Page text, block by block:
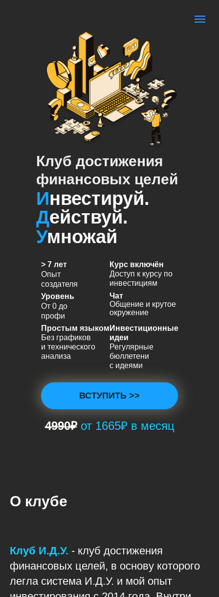
Клуб достижения
финансовых целей
Инвестируй.
Умножай
Действуй.
ВСТУПИТЬ >>
> 7 лет
Опыт
создателя
Уровень
От 0 до
профи
Чат
Общение и крутое
окружение
Курс включён
Доступ к курсу по
инвестициям
4990₽ от 1665₽ в месяц
Инвестиционные
идеи
Регулярные
бюллетени
с идеями
Простым языком
Без графиков
и технического
анализа
О клубе
Клуб И.Д.У. - клуб достижения
финансовых целей, в основу которого
легла система И.Д.У. и мой опыт